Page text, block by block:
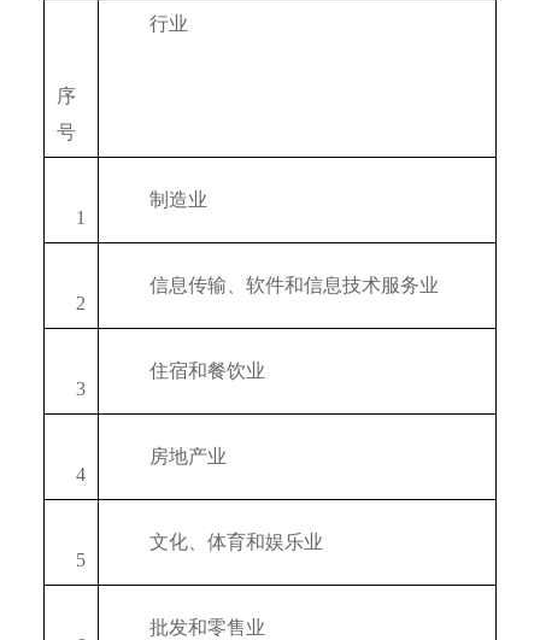
序
号
行业
1
制造业
2
信息传输、软件和信息技术服务业
3
住宿和餐饮业
4
房地产业
5
文化、体育和娱乐业
批发和零售业